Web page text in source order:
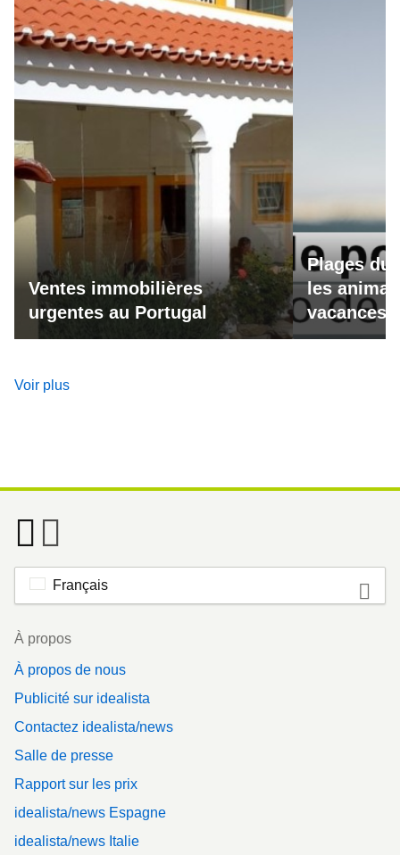
Ventes immobilières
urgentes au Portugal
Plages du
les
vacances
Voir plus
Français
Footer
À propos
À propos de nous
Publicité sur idealista
Contactez idealista/news
Salle de presse
Rapport sur les prix
idealista/news Espagne
idealista/news Italie